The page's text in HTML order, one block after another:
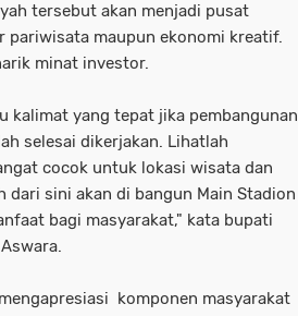
tersebut akan menjadi pusat
pariwisata maupun ekonomi kreatif.
minat investor.
kalimat yang tepat jika pembangunan
selesai dikerjakan. Lihatlah
cocok untuk lokasi wisata dan
sini akan di bangun Main Stadion
bagi masyarakat," kata bupati
komponen masyarakat